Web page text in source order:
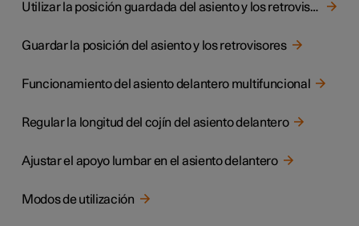
Utilizar la posición guardada del asiento y los retrovisores
Guardar la posición del asiento y los retrovisores
Funcionamiento del asiento delantero multifuncional
Regular la longitud del cojín del asiento delantero
Ajustar el apoyo lumbar en el asiento delantero
Modos de utilización